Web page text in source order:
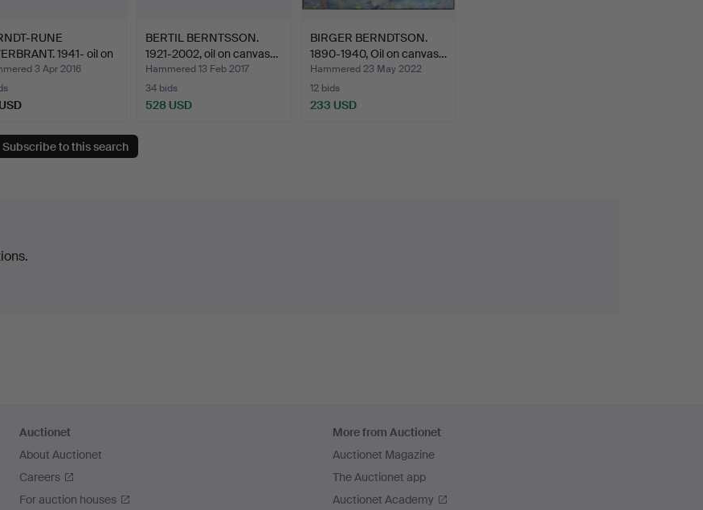
RUNE
1941- oil on
3 Apr 2016
BERTIL BERNTSSON.
1921-2002, oil on canvas…
Hammered 13 Feb 2017
34 bids
528 USD
BIRGER BERNDTSON.
1890-1940, Oil on canvas…
Hammered 23 May 2022
12 bids
233 USD
Subscribe to this search
Auctionet
About Auctionet
Careers
For auction houses
More from Auctionet
Auctionet Magazine
The Auctionet app
Auctionet Academy